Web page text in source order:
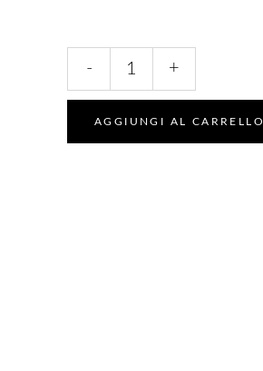
quantity
- +
AGGIUNGI AL CARRELLO